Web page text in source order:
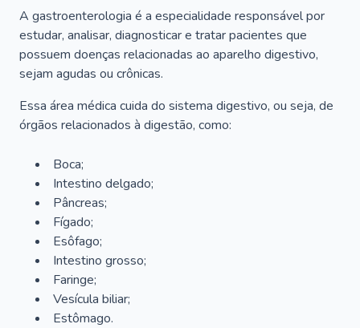
A gastroenterologia é a especialidade responsável por
estudar, analisar, diagnosticar e tratar pacientes que
possuem doenças relacionadas ao aparelho digestivo,
sejam agudas ou crônicas.
Essa área médica cuida do sistema digestivo, ou seja, de
órgãos relacionados à digestão, como:
Boca;
Intestino delgado;
Pâncreas;
Fígado;
Esôfago;
Intestino grosso;
Faringe;
Vesícula biliar;
Estômago.